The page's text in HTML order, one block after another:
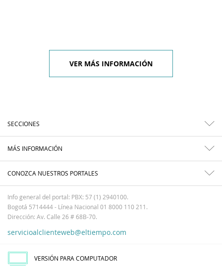
VER MÁS INFORMACIÓN
SECCIONES
MÁS INFORMACIÓN
CONOZCA NUESTROS PORTALES
Info general del portal: PBX: 57 (1) 2940100.
Bogotá 5714444 - Línea Nacional 01 8000 110 211.
Dirección: Av. Calle 26 # 68B-70.
servicioalclienteweb@eltiempo.com
VERSIÓN PARA COMPUTADOR